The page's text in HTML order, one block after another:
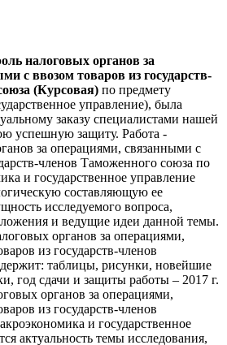
налоговых органов за
с ввозом товаров из государств-
(Курсовая) по предмету
управление), была
заказу специалистами нашей
успешную защиту. Работа -
за операциями, связанными с
членов Таможенного союза по
и государственное управление
составляющую ее
исследуемого вопроса,
и ведущие идеи данной темы.
органов за операциями,
из государств-членов
таблицы, рисунки, новейшие
год сдачи и защиты работы – 2017 г.
органов за операциями,
из государств-членов
и государственное
актуальность темы исследования,